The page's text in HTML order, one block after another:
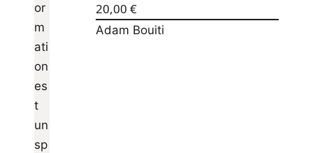
20,00 €
Adam Bouiti